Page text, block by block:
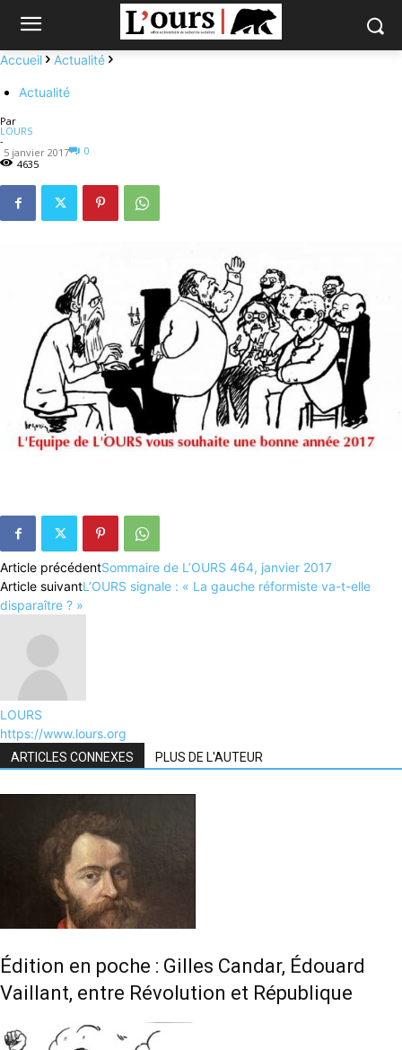
Accueil Actualité
Actualité
Par
LOURS
-
5 janvier 2017
0
4635
Article précédentSommaire de L’OURS 464, janvier 2017
Article suivantL’OURS signale : « La gauche réformiste va-t-elle
disparaître ? »
LOURS
https://www.lours.org
ARTICLES CONNEXES PLUS DE L'AUTEUR
Édition en poche : Gilles Candar, Édouard
Vaillant, entre Révolution et République